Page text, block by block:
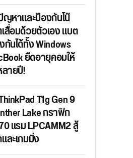
หาและป้องกันโน๊
สื่อมด้วยตัวเอง แบต
กันได้ทั้ง Windows
ยืดอายุคอมให้
ายปี!
T1g Gen 9
Lake กราฟิก
แรม LPCAMM2 สู้
ละเกมมิ่ง